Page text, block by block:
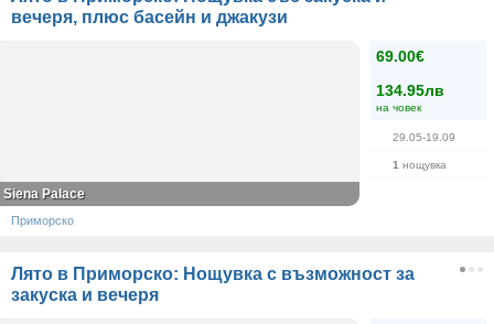
вечеря, плюс басейн и джакузи
69.00€
134.95лв
на човек
29.05-19.09
1 нощувка
Siena Palace
Приморско
Лято в Приморско: Нощувка с възможност за
закуска и вечеря